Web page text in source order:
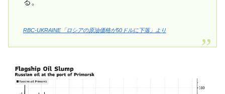
る。
RBC-UKRAINE「ロシアの原油価格が50ドルに下落」より